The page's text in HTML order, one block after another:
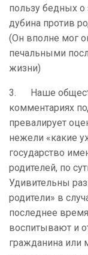
пользу бедных о
дубина против
(Он вполне мог
печальными
жизни)
3. Наше
комментариях
превалирует
нежели «какие
государство
родителей, по
Удивительны
родители» в
последнее
воспитывают и
гражданина или